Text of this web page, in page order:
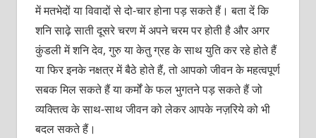
में मतभेदों या विवादों से दो-चार होना पड़ सकते हैं। बता दें कि
शनि साढ़े साती दूसरे चरण में अपने चरम पर होती है और अगर
कुंडली में शनि देव, गुरु या केतु ग्रह के साथ युति कर रहे होते हैं
या फिर इनके नक्षत्र में बैठे होते हैं, तो आपको जीवन के महत्वपूर्ण
सबक मिल सकते हैं या कर्मों के फल भुगतने पड़ सकते हैं जो
व्यक्तित्व के साथ-साथ जीवन को लेकर आपके नज़रिये को भी
बदल सकते हैं।